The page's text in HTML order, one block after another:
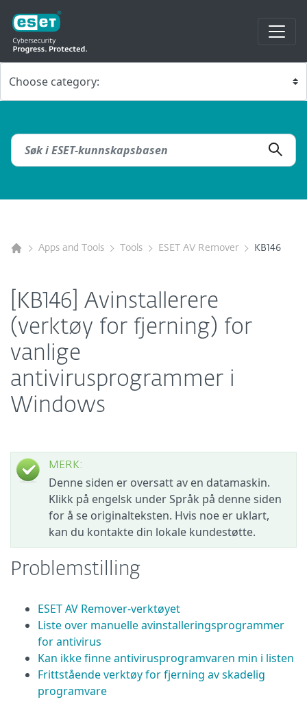
Apps and Tools Tools ESET AV Remover KB146
[KB146] Avinstallerere
(verktøy for fjerning) for
vanlige
antivirusprogrammer i
Windows
MERK:
Denne siden er oversatt av en datamaskin.
Klikk på engelsk under Språk på denne siden
for å se originalteksten. Hvis noe er uklart,
kan du kontakte din lokale kundestøtte.
Problemstilling
ESET AV Remover-verktøyet
Liste over manuelle avinstalleringsprogrammer
for antivirus
Kan ikke finne antivirusprogramvaren min i listen
Frittstående verktøy for fjerning av skadelig
programvare